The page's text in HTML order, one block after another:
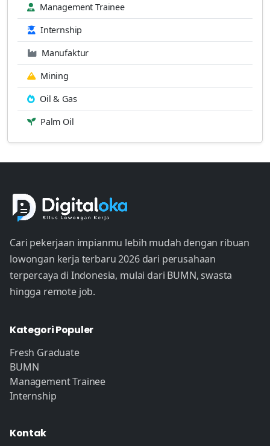
Management Trainee
Internship
Manufaktur
Mining
Oil & Gas
Palm Oil
Cari pekerjaan impianmu lebih mudah dengan ribuan
lowongan kerja terbaru 2026 dari perusahaan
terpercaya di Indonesia, mulai dari BUMN, swasta
hingga remote job.
Kategori Populer
Fresh Graduate
BUMN
Management Trainee
Internship
Kontak